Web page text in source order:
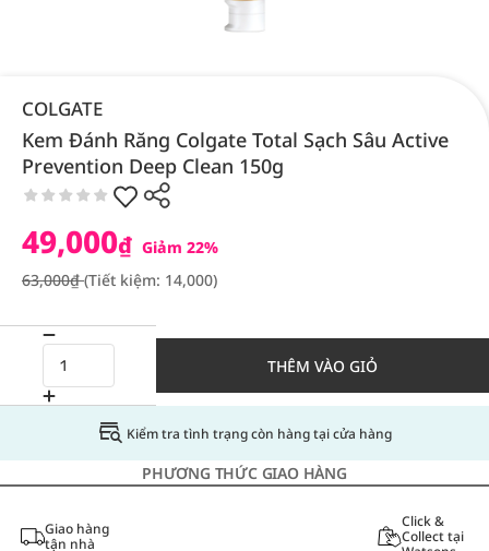
COLGATE
Kem Đánh Răng Colgate Total Sạch Sâu Active
Prevention Deep Clean 150g
49,000₫ Giảm 22%
63,000₫(Tiết kiệm: 14,000)
THÊM VÀO GIỎ
Kiểm tra tình trạng còn hàng tại cửa hàng
PHƯƠNG THỨC GIAO HÀNG
Giao hàng
tận nhà
Click &
Collect tại